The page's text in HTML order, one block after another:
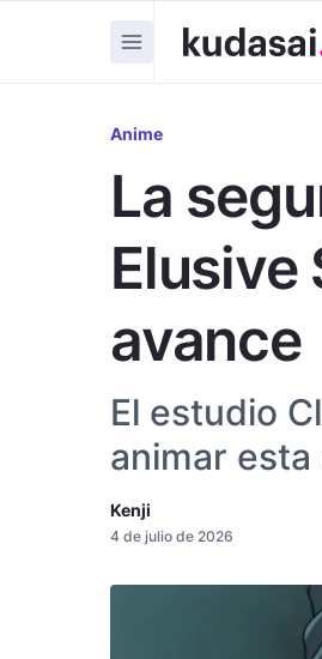
Anime
La
Elusive
avance
El estudio
animar
Kenji
4 de julio de 2026